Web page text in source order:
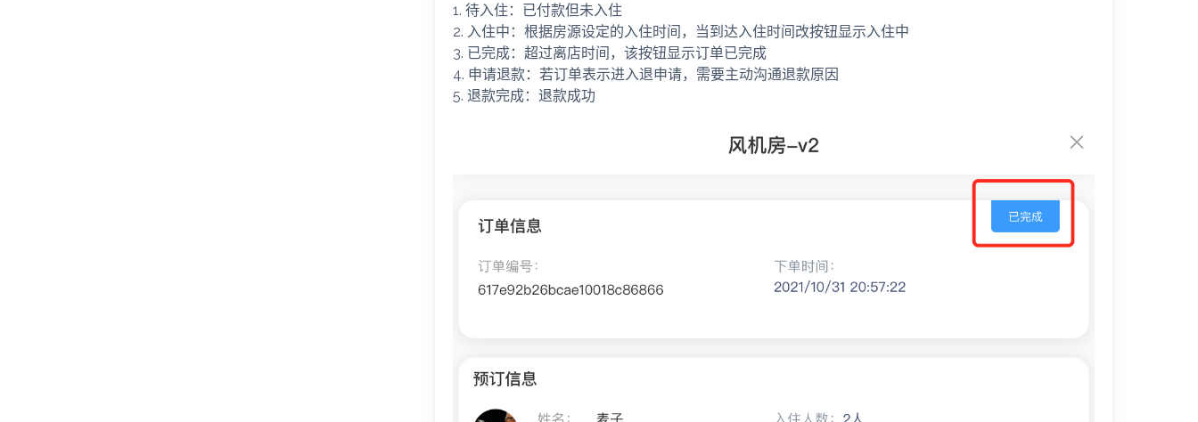
1.待入住：已付款但未入住
2. 入住中：根据房源设定的入住时间，当到达入住时间改按钮显示入住中
3. 已完成：超过离店时间，该按钮显示订单已完成
4. 申请退款：若订单表示进入退申请，需要主动沟通退款原因
5.退款完成：退款成功